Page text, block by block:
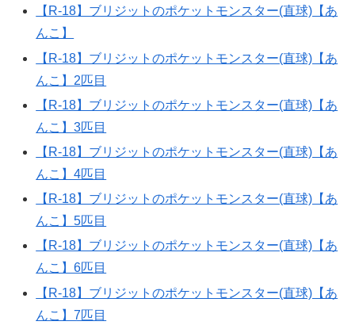
【R-18】ブリジットのポケットモンスター(直球)【あ
んこ】
【R-18】ブリジットのポケットモンスター(直球)【あ
んこ】2匹目
【R-18】ブリジットのポケットモンスター(直球)【あ
んこ】3匹目
【R-18】ブリジットのポケットモンスター(直球)【あ
んこ】4匹目
【R-18】ブリジットのポケットモンスター(直球)【あ
んこ】5匹目
【R-18】ブリジットのポケットモンスター(直球)【あ
んこ】6匹目
【R-18】ブリジットのポケットモンスター(直球)【あ
んこ】7匹目